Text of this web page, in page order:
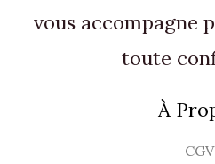
vous accompagne
toute
À
CGV